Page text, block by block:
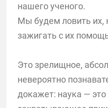
нашего ученого.
Мы будем ловить их,
зажигать с их
Это зрелищное,
невероятно
докажет: наука —